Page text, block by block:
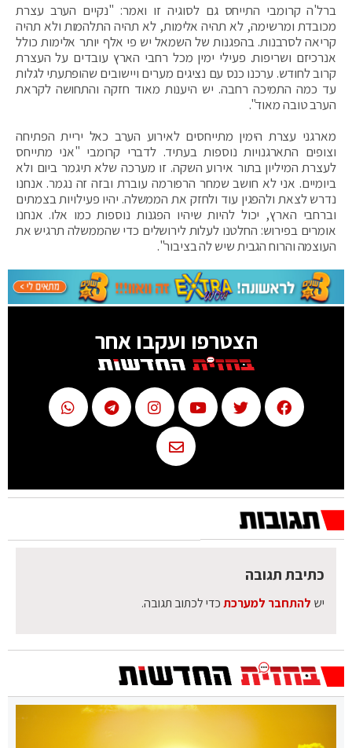
ברל'ה קרומבי התייחס גם לסוגיה זו ואמר: "נקיים הערב עצרת
מכובדת ומרשימה, לא תהיה אלימות, לא תהיה התלהמות ולא תהיה
קריאה לסרבנות. בהפגנות של השמאל יש פי אלף יותר אלימות כולל
אנרכיזם ושריפות. פעילי ימין מכל רחבי הארץ עובדים על העצרת
קרוב לחודש. ערכנו כנס עם נציגים מערים ויישובים שהופתעתי לגלות
עד כמה התמיכה רחבה. יש היענות מאוד חזקה והתחושה לקראת
הערב טובה מאוד".
מארגני עצרת הימין מתייחסים לאירוע הערב כאל יריית הפתיחה
וצופים התארגנויות נוספות בעתיד. לדברי קרומבי "אני מתייחס
לעצרת המיליון בתור אירוע השקה. זו מערכה שלא תיגמר ביום ולא
ביומיים. אני לא חושב שמחר הרפורמה עוברת ובזה זה נגמר. אנחנו
נדרש לצאת ולהפגין עוד ולחזק את הממשלה. יהיו פעילויות בצמתים
וברחבי הארץ, יכול להיות שיהיו הפגנות נוספות כמו אלו. אנחנו
אומרים בפירוש: החלטנו לעלות לירושלים כדי שהממשלה תרגיש את
העוצמה והרוח הגבית שיש לה בציבור".
הצטרפו ועקבו אחר
כתיבת תגובה
יש להתחבר למערכתכדי לכתוב תגובה.